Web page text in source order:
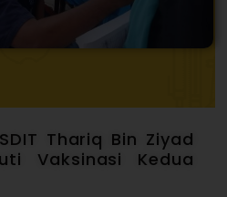
Thariq Bin Ziyad
Vaksinasi Kedua